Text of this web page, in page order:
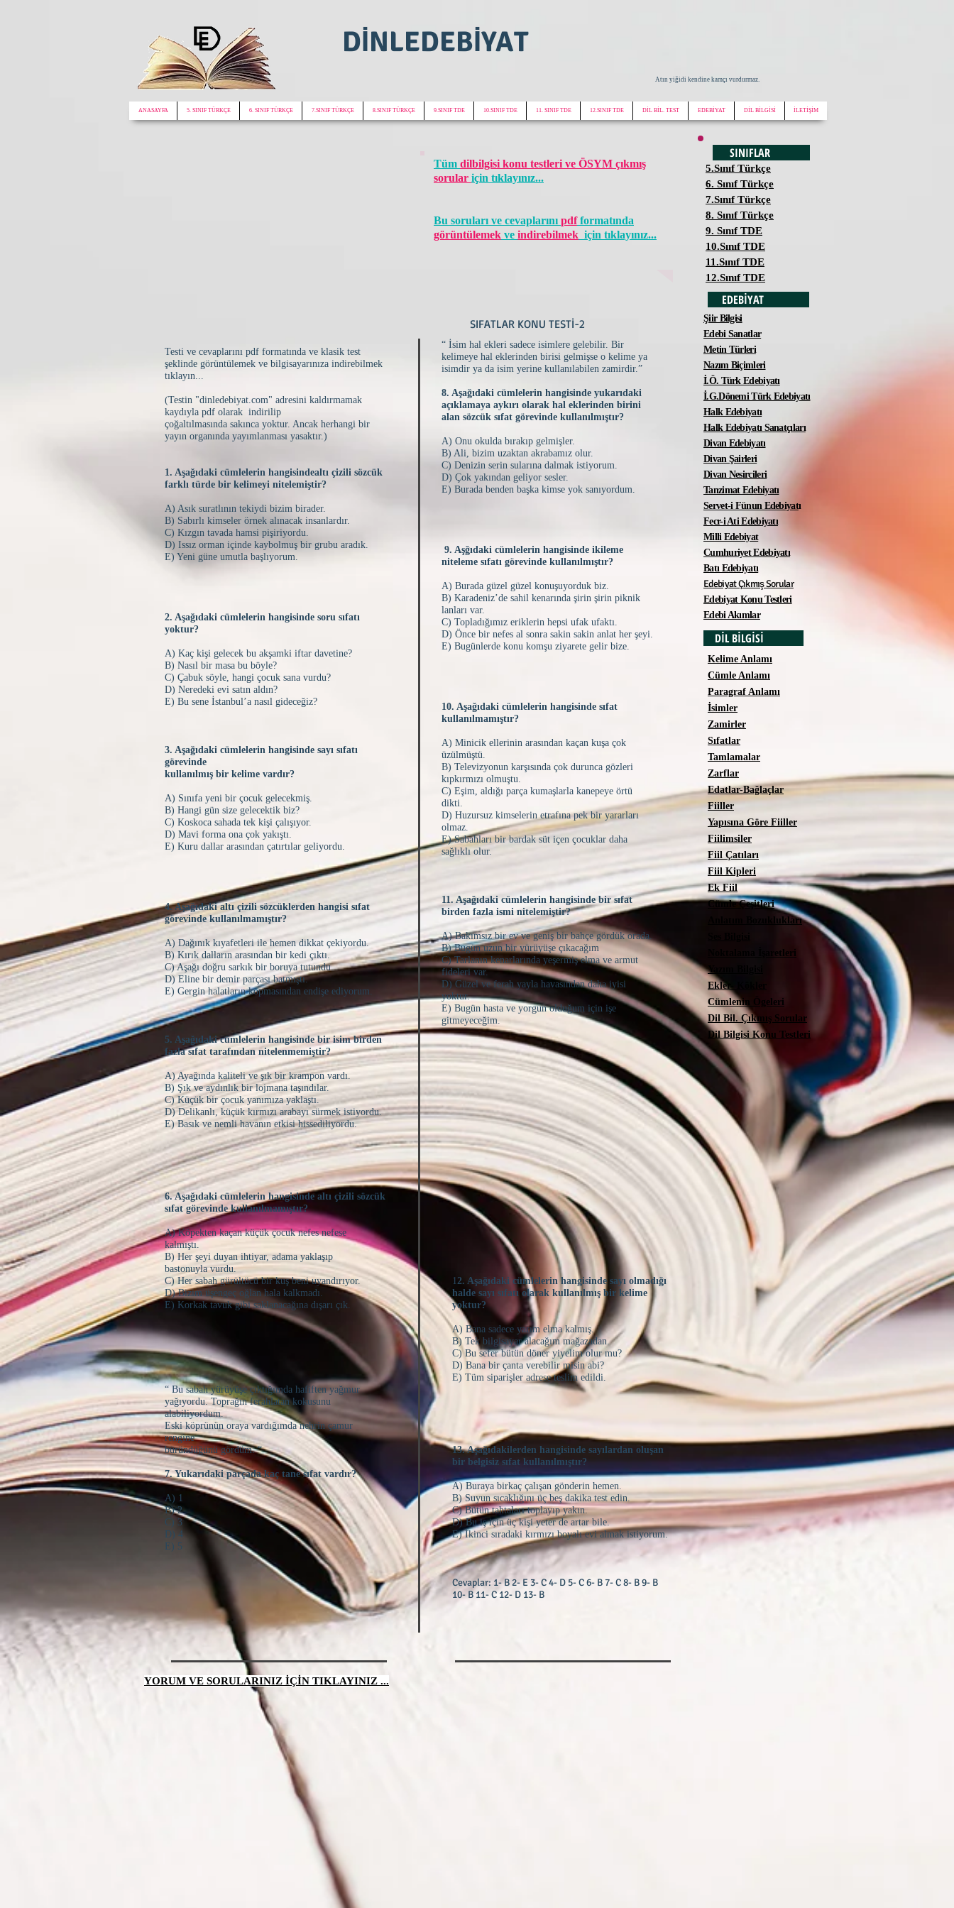
DİNLEDEBİYAT
Atın yiğidi kendine kamçı vurdurmaz.
ANASAYFA 5. SINIF TÜRKÇE 6. SINIF TÜRKÇE 7.SINIF TÜRKÇE 8.SINIF TÜRKÇE 9.SINIF TDE 10.SINIF TDE 11. SINIF TDE 12.SINIF TDE DİL BİL. TEST EDEBİYAT DİL BİLGİSİ İLETİŞİM
Tüm dilbilgisi konu testleri ve ÖSYM çıkmış
sorular için tıklayınız...
Bu soruları ve cevaplarını pdfformatında
görüntülemek ve indirebilmek için tıklayınız...
SIFATLAR KONU TESTİ-2
Testi ve cevaplarını pdf formatında ve klasik test
şeklinde görüntülemek ve bilgisayarınıza indirebilmek
tıklayın...
(Testin "dinledebiyat.com" adresini kaldırmamak
kaydıyla pdf olarak indirilip
çoğaltılmasında sakınca yoktur. Ancak herhangi bir
yayın organında yayımlanması yasaktır.)
1. Aşağıdaki cümlelerin hangisindealtı çizili sözcük
farklı türde bir kelimeyi nitelemiştir?
A) Asık suratlının tekiydi bizim birader.
B) Sabırlı kimseler örnek alınacak insanlardır.
C) Kızgın tavada hamsi pişiriyordu.
D) Issız orman içinde kaybolmuş bir grubu aradık.
E) Yeni güne umutla başlıyorum.
2. Aşağıdaki cümlelerin hangisinde soru sıfatı
yoktur?
A) Kaç kişi gelecek bu akşamki iftar davetine?
B) Nasıl bir masa bu böyle?
C) Çabuk söyle, hangi çocuk sana vurdu?
D) Neredeki evi satın aldın?
E) Bu sene İstanbul’a nasıl gideceğiz?
3. Aşağıdaki cümlelerin hangisinde sayı sıfatı
görevinde
kullanılmış bir kelime vardır?
A) Sınıfa yeni bir çocuk gelecekmiş.
B) Hangi gün size gelecektik biz?
C) Koskoca sahada tek kişi çalışıyor.
D) Mavi forma ona çok yakıştı.
E) Kuru dallar arasından çatırtılar geliyordu.
4. Aşağıdaki altı çizili sözcüklerden hangisi sıfat
görevinde kullanılmamıştır?
A) Dağınık kıyafetleri ile hemen dikkat çekiyordu.
B) Kırık dalların arasından bir kedi çıktı.
C) Aşağı doğru sarkık bir boruya tutundu.
D) Eline bir demir parçası batmıştı.
E) Gergin halatların kopmasından endişe ediyorum.
5. Aşağıdaki cümlelerin hangisinde bir isim birden
fazla sıfat tarafından nitelenmemiştir?
A) Ayağında kaliteli ve şık bir krampon vardı.
B) Şık ve aydınlık bir lojmana taşındılar.
C) Küçük bir çocuk yanımıza yaklaştı.
D) Delikanlı, küçük kırmızı arabayı sürmek istiyordu.
E) Basık ve nemli havanın etkisi hissediliyordu.
6. Aşağıdaki cümlelerin hangisinde altı çizili sözcük
sıfat görevinde kullanılmamıştır?
A) Köpekten kaçan küçük çocuk nefes nefese
kalmıştı.
B) Her şeyi duyan ihtiyar, adama yaklaşıp
bastonuyla vurdu.
C) Her sabah gürültücü bir kuş beni uyandırıyor.
D) Bizim üşengeç oğlan hala kalkmadı.
E) Korkak tavuk gibi saklanacağına dışarı çık.
“ Bu sabah yürüyüşe çıktığımda hafiften yağmur
yağıyordu. Toprağın ferahlatan kokusunu
alabiliyordum.
Eski köprünün oraya vardığımda nehrin çamur
rengine
büründüğünü gördüm. “
7. Yukarıdaki parçada kaç tane sıfat vardır?
A) 1
B) 2
C) 3
D) 4
E) 5
“ İsim hal ekleri sadece isimlere gelebilir. Bir
kelimeye hal eklerinden birisi gelmişse o kelime ya
isimdir ya da isim yerine kullanılabilen zamirdir.”
8. Aşağıdaki cümlelerin hangisinde yukarıdaki
açıklamaya aykırı olarak hal eklerinden birini
alan sözcük sıfat görevinde kullanılmıştır?
A) Onu okulda bırakıp gelmişler.
B) Ali, bizim uzaktan akrabamız olur.
C) Denizin serin sularına dalmak istiyorum.
D) Çok yakından geliyor sesler.
E) Burada benden başka kimse yok sanıyordum.
9. Aşğıdaki cümlelerin hangisinde ikileme
niteleme sıfatı görevinde kullanılmıştır?
A) Burada güzel güzel konuşuyorduk biz.
B) Karadeniz’de sahil kenarında şirin şirin piknik
lanları var.
C) Topladığımız eriklerin hepsi ufak ufaktı.
D) Önce bir nefes al sonra sakin sakin anlat her şeyi.
E) Bugünlerde konu komşu ziyarete gelir bize.
10. Aşağıdaki cümlelerin hangisinde sıfat
kullanılmamıştır?
A) Minicik ellerinin arasından kaçan kuşa çok
üzülmüştü.
B) Televizyonun karşısında çok durunca gözleri
kıpkırmızı olmuştu.
C) Eşim, aldığı parça kumaşlarla kanepeye örtü
dikti.
D) Huzursuz kimselerin etrafına pek bir yararları
olmaz.
E) Sabahları bir bardak süt içen çocuklar daha
sağlıklı olur.
11. Aşağıdaki cümlelerin hangisinde bir sıfat
birden fazla ismi nitelemiştir?
A) Bakımsız bir ev ve geniş bir bahçe gördük orada.
B) Bugün uzun bir yürüyüşe çıkacağım
C) Tarlanın kenarlarında yeşermiş elma ve armut
fideleri var.
D) Güzel ve ferah yayla havasından daha iyisi
yoktur.
E) Bugün hasta ve yorgun olduğum için işe
gitmeyeceğim.
12. Aşağıdaki cümlelerin hangisinde sayı olmadığı
halde sayı sıfatı olarak kullanılmış bir kelime
yoktur?
A) Bana sadece yarım elma kalmış.
B) Tek bilgisayar alacağım mağazadan.
C) Bu sefer bütün döner yiyelim olur mu?
D) Bana bir çanta verebilir misin abi?
E) Tüm siparişler adrese teslim edildi.
13. Aşağıdakilerden hangisinde sayılardan oluşan
bir belgisiz sıfat kullanılmıştır?
A) Buraya birkaç çalışan gönderin hemen.
B) Suyun sıcaklığını üç beş dakika test edin.
C) Bütün tahtaları toplayıp yakın.
D) Bu iş için üç kişi yeter de artar bile.
E) İkinci sıradaki kırmızı boyalı evi almak istiyorum.
Cevaplar: 1- B 2- E 3- C 4- D 5- C 6- B 7- C 8- B 9- B
10- B 11- C 12- D 13- B
SINIFLAR
5.Sınıf Türkçe
6. Sınıf Türkçe
7.Sınıf Türkçe
8. Sınıf Türkçe
9. Sınıf TDE
10.Sınıf TDE
11.Sınıf TDE
12.Sınıf TDE
EDEBİYAT
Şiir Bilgisi
Edebi Sanatlar
Metin Türleri
Nazım Biçimleri
İ.Ö. Türk Edebiyatı
İ.G.Dönemi Türk Edebiyatı
Halk Edebiyatı
Halk Edebiyatı Sanatçıları
Divan Edebiyatı
Divan Şairleri
Divan Nesircileri
Tanzimat Edebiyatı
Servet-i Fünun Edebiyatı
Fecr-i Ati Edebiyatı
Milli Edebiyat
Cumhuriyet Edebiyatı
Batı Edebiyatı
Edebiyat Çıkmış Sorular
Edebiyat Konu Testleri
Edebi Akımlar
DİL BİLGİSİ
Kelime Anlamı
Cümle Anlamı
Paragraf Anlamı
İsimler
Zamirler
Sıfatlar
Tamlamalar
Zarflar
Edatlar-Bağlaçlar
Fiiller
Yapısına Göre Fiiller
Fiilimsiler
Fiil Çatıları
Fiil Kipleri
Ek Fiil
Cümle Çeşitleri
Anlatım Bozuklukları
Noktalama İşaretleri
Yazım Bilgisi
Ekler- Kökler
Cümlenin Ögeleri
Dil Bil. Çıkmış Sorular
Dil Bilgisi Konu Testleri
YORUM VE SORULARINIZ İÇİN TIKLAYINIZ ...